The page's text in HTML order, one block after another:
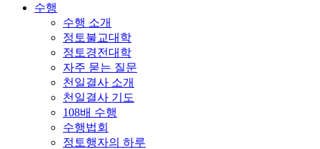
수행
수행 소개
정토불교대학
정토경전대학
자주 묻는 질문
천일결사 소개
천일결사 기도
108배 수행
수행법회
정토행자의 하루